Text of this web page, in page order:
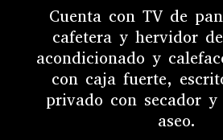
Cuenta con TV de
cafetera y hervidor
acondicionado y
con caja fuerte,
privado con secador
aseo.